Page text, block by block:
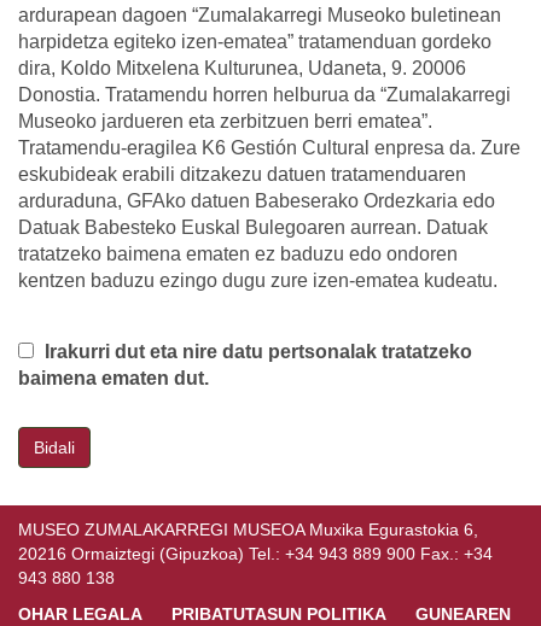
ardurapean dagoen “Zumalakarregi Museoko buletinean
harpidetza egiteko izen-ematea” tratamenduan gordeko
dira, Koldo Mitxelena Kulturunea, Udaneta, 9. 20006
Donostia. Tratamendu horren helburua da “Zumalakarregi
Museoko jardueren eta zerbitzuen berri ematea”.
Tratamendu-eragilea K6 Gestión Cultural enpresa da. Zure
eskubideak erabili ditzakezu datuen tratamenduaren
arduraduna, GFAko datuen Babeserako Ordezkaria edo
Datuak Babesteko Euskal Bulegoaren aurrean. Datuak
tratatzeko baimena ematen ez baduzu edo ondoren
kentzen baduzu ezingo dugu zure izen-ematea kudeatu.
Irakurri dut eta nire datu pertsonalak tratatzeko
baimena ematen dut.
Bidali
MUSEO ZUMALAKARREGI MUSEOA Muxika Egurastokia 6,
20216 Ormaiztegi (Gipuzkoa) Tel.: +34 943 889 900 Fax.: +34
943 880 138
OHAR LEGALA
PRIBATUTASUN POLITIKA
GUNEAREN